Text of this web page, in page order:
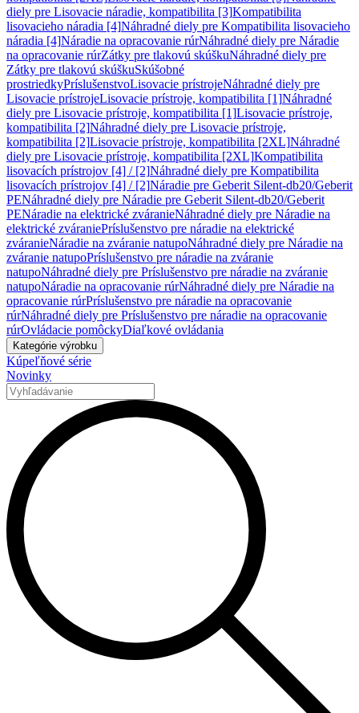
diely pre Lisovacie náradie, kompatibilita [3]Kompatibilita
lisovacieho náradia [4]Náhradné diely pre Kompatibilita lisovacieho
náradia [4]Náradie na opracovanie rúrNáhradné diely pre Náradie
na opracovanie rúrZátky pre tlakovú skúškuNáhradné diely pre
Zátky pre tlakovú skúškuSkúšobné
prostriedkyPríslušenstvoLisovacie prístrojeNáhradné diely pre
Lisovacie prístrojeLisovacie prístroje, kompatibilita [1]Náhradné
diely pre Lisovacie prístroje, kompatibilita [1]Lisovacie prístroje,
kompatibilita [2]Náhradné diely pre Lisovacie prístroje,
kompatibilita [2]Lisovacie prístroje, kompatibilita [2XL]Náhradné
diely pre Lisovacie prístroje, kompatibilita [2XL]Kompatibilita
lisovacích prístrojov [4] / [2]Náhradné diely pre Kompatibilita
lisovacích prístrojov [4] / [2]Náradie pre Geberit Silent-db20/Geberit
PENáhradné diely pre Náradie pre Geberit Silent-db20/Geberit
PENáradie na elektrické zváranieNáhradné diely pre Náradie na
elektrické zváraniePríslušenstvo pre náradie na elektrické
zváranieNáradie na zváranie natupoNáhradné diely pre Náradie na
zváranie natupoPríslušenstvo pre náradie na zváranie
natupoNáhradné diely pre Príslušenstvo pre náradie na zváranie
natupoNáradie na opracovanie rúrNáhradné diely pre Náradie na
opracovanie rúrPríslušenstvo pre náradie na opracovanie
rúrNáhradné diely pre Príslušenstvo pre náradie na opracovanie
rúrOvládacie pomôckyDiaľkové ovládania
Kategórie výrobku
Kúpeľňové série
Novinky